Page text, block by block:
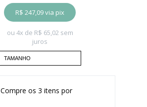
R$ 247,09via pix
ou 4x de R$ 65,02 sem
juros
TAMANHO
40
Compre os 3 itens por